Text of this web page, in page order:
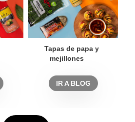
Tapas de papa y
mejillones
IR A BLOG